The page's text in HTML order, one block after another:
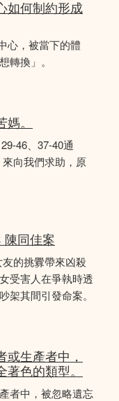
如何制約形成
心，被當下的體
轉換」。
。
46、37-40通
向我們求助，原
陳同佳案
的挑釁帶來凶殺
受害人在爭執時透
架其間引發命案。
生產者中，
色的類型。
者中，被忽略遺忘